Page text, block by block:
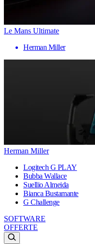
Le Mans Ultimate
Herman Miller
Herman Miller
Logitech G PLAY
Bubba Wallace
Suellio Almeida
Bianca Bustamante
G Challenge
SOFTWARE
OFFERTE